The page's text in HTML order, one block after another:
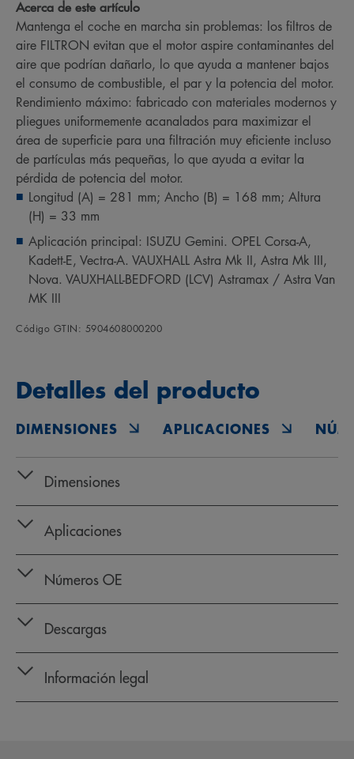
Acerca de este artículo
Mantenga el coche en marcha sin problemas: los filtros de
aire FILTRON evitan que el motor aspire contaminantes del
aire que podrían dañarlo, lo que ayuda a mantener bajos
el consumo de combustible, el par y la potencia del motor.
Rendimiento máximo: fabricado con materiales modernos y
pliegues uniformemente acanalados para maximizar el
área de superficie para una filtración muy eficiente incluso
de partículas más pequeñas, lo que ayuda a evitar la
pérdida de potencia del motor.
Longitud (A) = 281 mm; Ancho (B) = 168 mm; Altura
(H) = 33 mm
Aplicación principal: ISUZU Gemini. OPEL Corsa-A,
Kadett-E, Vectra-A. VAUXHALL Astra Mk II, Astra Mk III,
Nova. VAUXHALL-BEDFORD (LCV) Astramax / Astra Van
MK III
Código GTIN: 5904608000200
Detalles del producto
DIMENSIONES APLICACIONES
Dimensiones
Aplicaciones
Números OE
Descargas
Información legal